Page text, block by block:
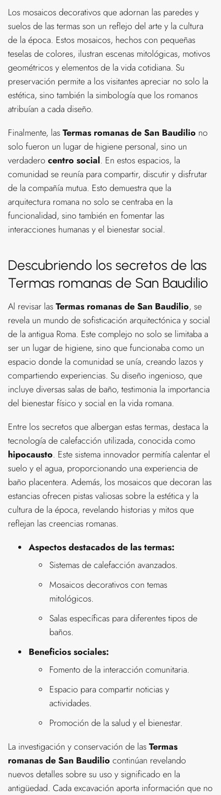
Los mosaicos decorativos que adornan las paredes y
suelos de las termas son un reflejo del arte y la cultura
de la época. Estos mosaicos, hechos con pequeñas
teselas de colores, ilustran escenas mitológicas, motivos
geométricos y elementos de la vida cotidiana. Su
preservación permite a los visitantes apreciar no solo la
estética, sino también la simbología que los romanos
atribuían a cada diseño.
Finalmente, lasTermas romanas de San Baudilio no
solo fueron un lugar de higiene personal, sino un
verdaderocentro social. En estos espacios, la
comunidad se reunía para compartir, discutir y disfrutar
de la compañía mutua. Esto demuestra que la
arquitectura romana no solo se centraba en la
funcionalidad, sino también en fomentar las
interacciones humanas y el bienestar social.
Descubriendo los secretos de las
Termas romanas de San Baudilio
Al revisar lasTermas romanas de San Baudilio, se
revela un mundo de sofisticación arquitectónica y social
de la antigua Roma. Este complejo no solo se limitaba a
ser un lugar de higiene, sino que funcionaba como un
espacio donde la comunidad se unía, creando lazos y
compartiendo experiencias. Su diseño ingenioso, que
incluye diversas salas de baño, testimonia la importancia
del bienestar físico y social en la vida romana.
Entre los secretos que albergan estas termas, destaca la
tecnología de calefacción utilizada, conocida como
hipocausto. Este sistema innovador permitía calentar el
suelo y el agua, proporcionando una experiencia de
baño placentera. Además, los mosaicos que decoran las
estancias ofrecen pistas valiosas sobre la estética y la
cultura de la época, revelando historias y mitos que
reflejan las creencias romanas.
Aspectos destacados de las termas:
Sistemas de calefacción avanzados.
Mosaicos decorativos con temas
mitológicos.
Salas específicas para diferentes tipos de
baños.
Beneficios sociales:
Fomento de la interacción comunitaria.
Espacio para compartir noticias y
actividades.
Promoción de la salud y el bienestar.
La investigación y conservación de lasTermas
romanas de San Baudilio continúan revelando
nuevos detalles sobre su uso y significado en la
antigüedad. Cada excavación aporta información que no